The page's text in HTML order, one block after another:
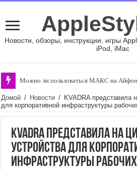
Новости, обзоры, инструкции, игры
iPod, iMac
Можно ли пользоваться МАКС на
Домой / Новости / KVADRA представила
для корпоративной инфраструктуры
KVADRA представила на
устройства для
инфраструктуры